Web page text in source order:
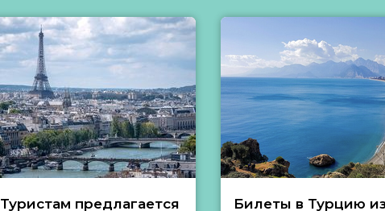
Туристам предлагается Билеты в Турцию из